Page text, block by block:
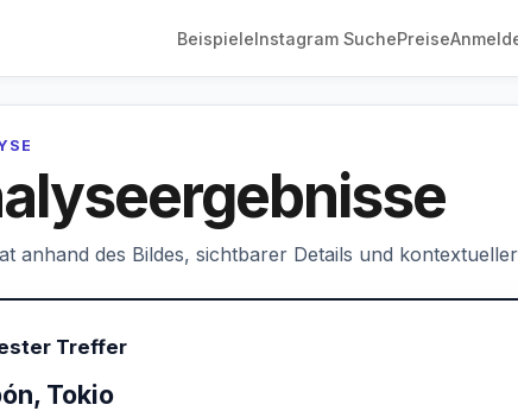
BeispieleInstagram SuchePreise
anhand des Bildes, sichtbarer Details und
Treffer
Tokio